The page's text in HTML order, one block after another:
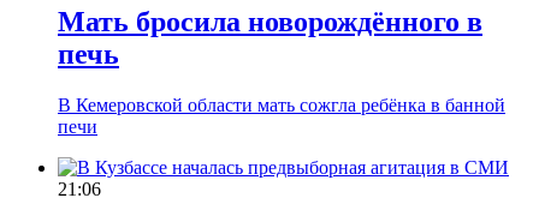
Мать бросила новорождённого в
печь
В Кемеровской области мать сожгла ребёнка в банной
печи
21:06